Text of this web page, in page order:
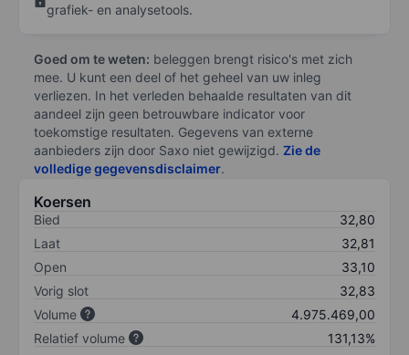
grafiek- en analysetools.
Goed om te weten: beleggen brengt risico's met zich
mee. U kunt een deel of het geheel van uw inleg
verliezen. In het verleden behaalde resultaten van dit
aandeel zijn geen betrouwbare indicator voor
toekomstige resultaten. Gegevens van externe
aanbieders zijn door Saxo niet gewijzigd. Zie de
volledige gegevensdisclaimer.
Koersen
Bied
32,80
Laat
32,81
Open
33,10
Vorig slot
32,83
Volume
4.975.469,00
Relatief volume
131,13%